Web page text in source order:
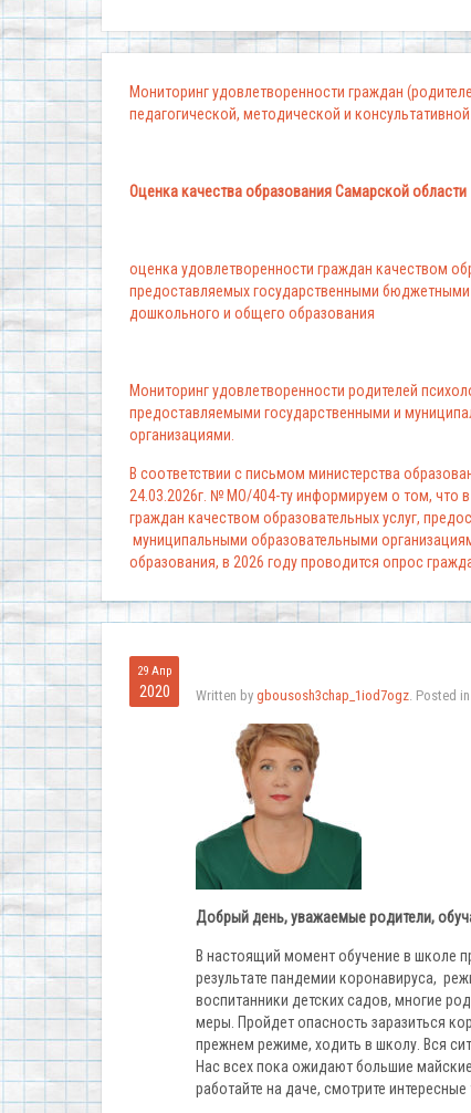
Мониторинг удовлетворенности граждан
педагогической, методической и
Оценка качества образования Самарской области
оценка удовлетворенности граждан качеством
предоставляемых государственными
дошкольного и общего образования
Мониторинг удовлетворенности родителей
предоставляемыми государственными и
организациями.
В соответствии с письмом министерства
24.03.2026г. № МО/404-ту информируем о том, что
граждан качеством образовательных услуг,
муниципальными образовательными
образования, в 2026 году проводится опрос
29 Апр
2020 Written by gbousosh3chap_1iod7ogz. Posted in
Добрый день, уважаемые родители,
В настоящий момент обучение в школе
результате пандемии коронавируса,
воспитанники детских садов, многие
меры. Пройдет опасность заразиться
прежнем режиме, ходить в школу. Вся
Нас всех пока ожидают большие
работайте на даче, смотрите